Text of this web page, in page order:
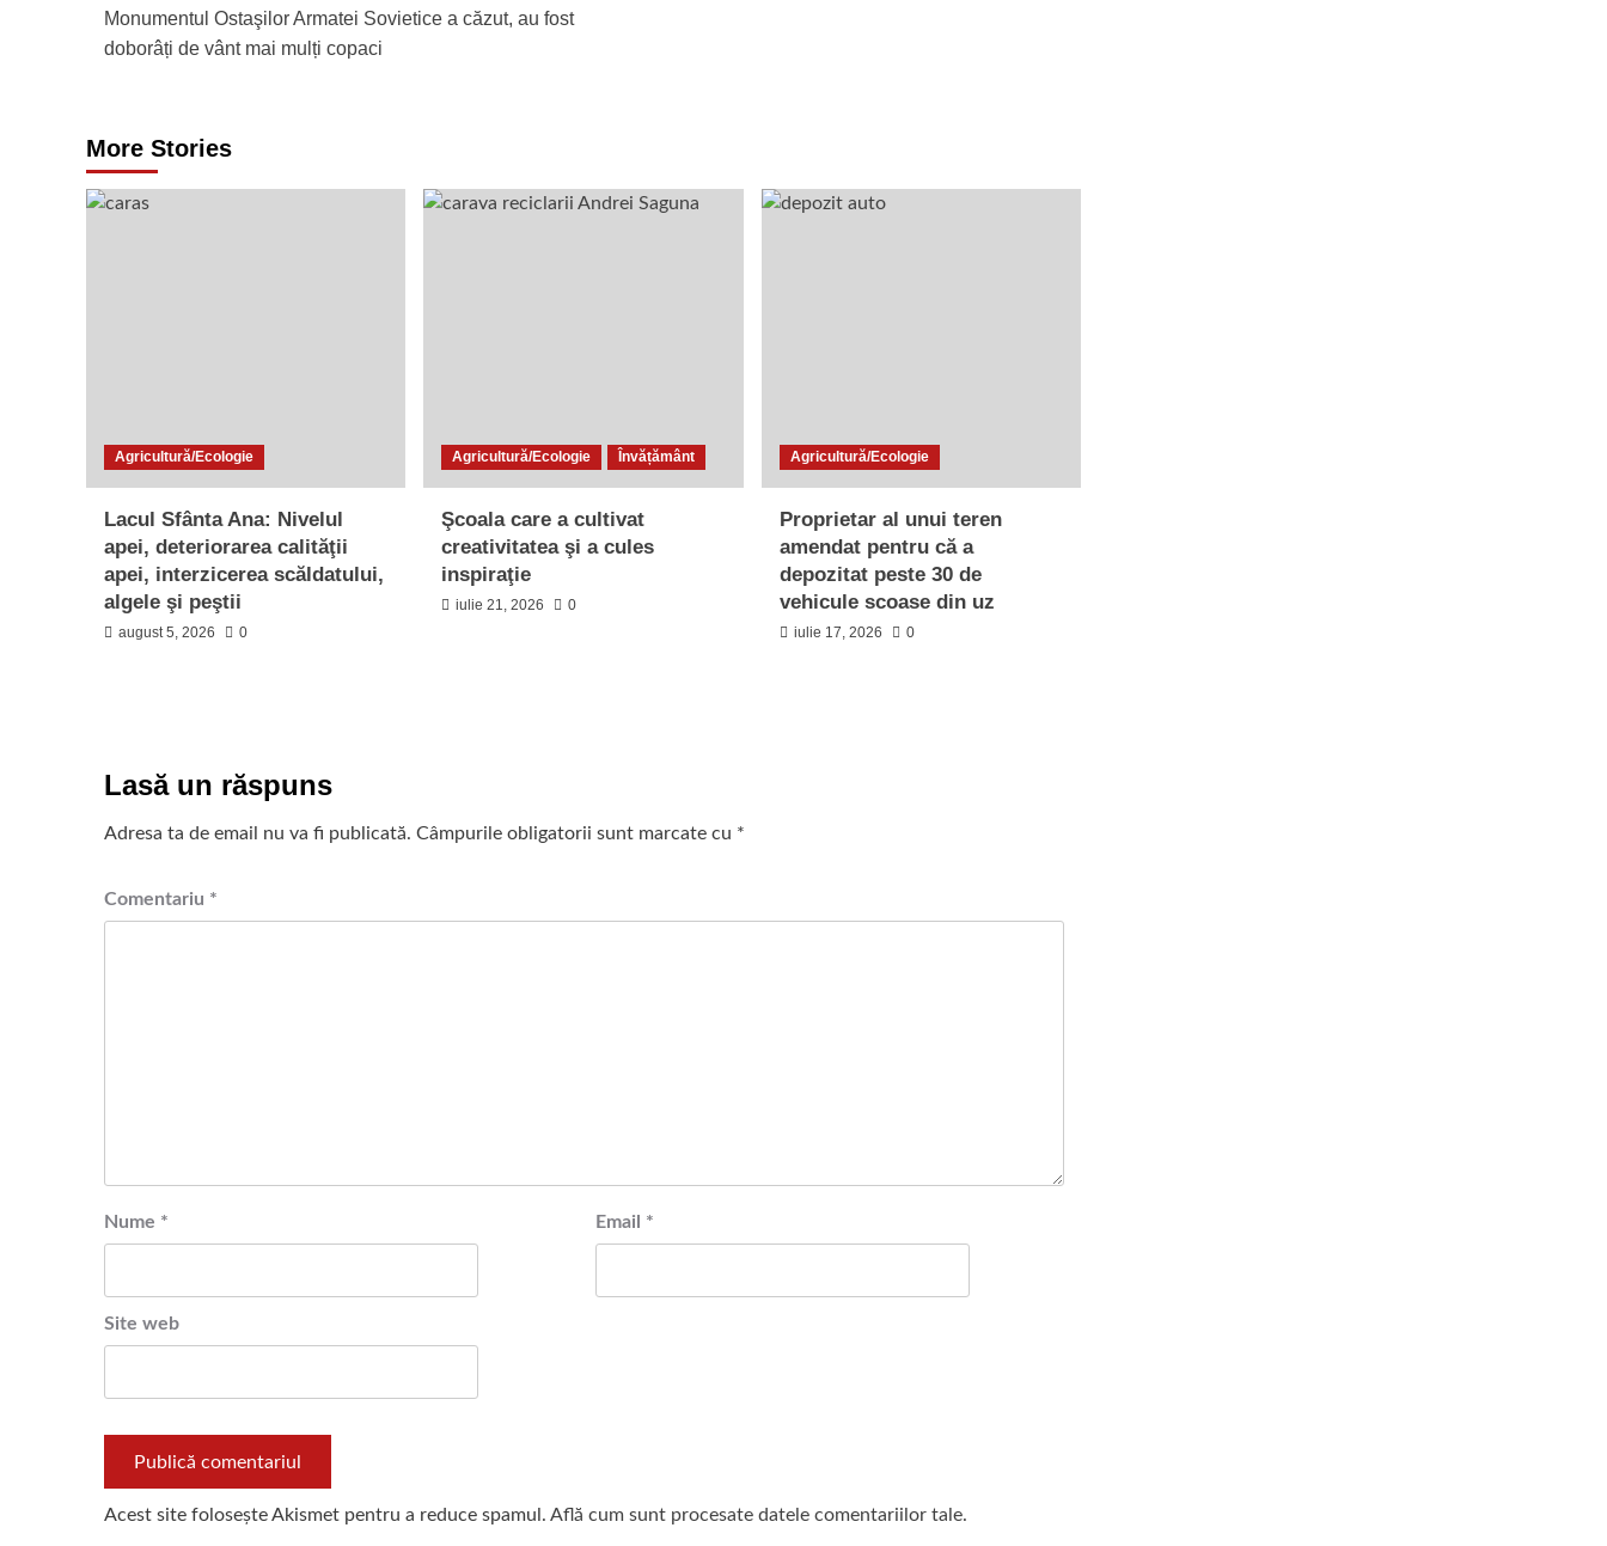
Monumentul Ostaşilor Armatei Sovietice a căzut, au fost
doborâți de vânt mai mulți copaci
More Stories
Agricultură/Ecologie
Lacul Sfânta Ana: Nivelul
apei, deteriorarea calităţii
apei, interzicerea scăldatului,
algele şi peştii
august 5, 2026 0
Agricultură/Ecologie Învățământ
Şcoala care a cultivat
creativitatea şi a cules
inspiraţie
iulie 21, 2026 0
Agricultură/Ecologie
Proprietar al unui teren
amendat pentru că a
depozitat peste 30 de
vehicule scoase din uz
iulie 17, 2026 0
Lasă un răspuns
Adresa ta de email nu va fi publicată. Câmpurile obligatorii sunt marcate cu *
Comentariu *
Nume * Email *
Site web
Acest site folosește Akismet pentru a reduce spamul. Află cum sunt procesate datele comentariilor tale.